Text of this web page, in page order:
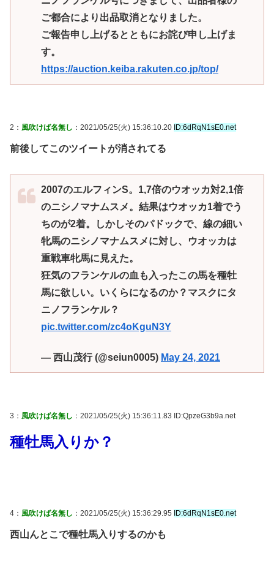
ご都合により出品取消となりました。
ご報告申し上げるとともにお詫び申し上げま
す。
https://auction.keiba.rakuten.co.jp/top/
2： 風吹けば名無し ：2021/05/25(火) 15:36:10.20 ID:6dRqN1sE0.net
前後してこのツイートが消されてる
2007のエルフィンS。1,7倍のウオッカ対2,1倍
のニシノマナムスメ。結果はウオッカ1着でう
ちのが2着。しかしそのパドックで、線の細い
牝馬のニシノマナムスメに対し、ウオッカは
重戦車牝馬に見えた。
狂気のフランケルの血も入ったこの馬を種牡
馬に欲しい。いくらになるのか？マスクにタ
ニノフランケル？
pic.twitter.com/zc4oKguN3Y
— 西山茂行 (@seiun0005) May 24, 2021
3： 風吹けば名無し ：2021/05/25(火) 15:36:11.83 ID:QpzeG3b9a.net
種牡馬入りか？
4： 風吹けば名無し ：2021/05/25(火) 15:36:29.95 ID:6dRqN1sE0.net
西山んとこで種牡馬入りするのかも